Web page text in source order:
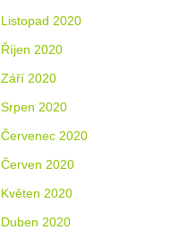
Listopad 2020
Říjen 2020
Září 2020
Srpen 2020
Červenec 2020
Červen 2020
Květen 2020
Duben 2020